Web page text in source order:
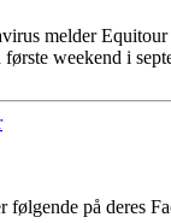
melder
weekend i
på deres